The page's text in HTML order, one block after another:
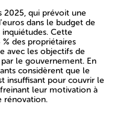
2025, qui prévoit une
dans le budget de
inquiétudes. Cette
des propriétaires
avec les objectifs de
le gouvernement. En
considèrent que le
insuffisant pour couvrir le
leur motivation à
rénovation.